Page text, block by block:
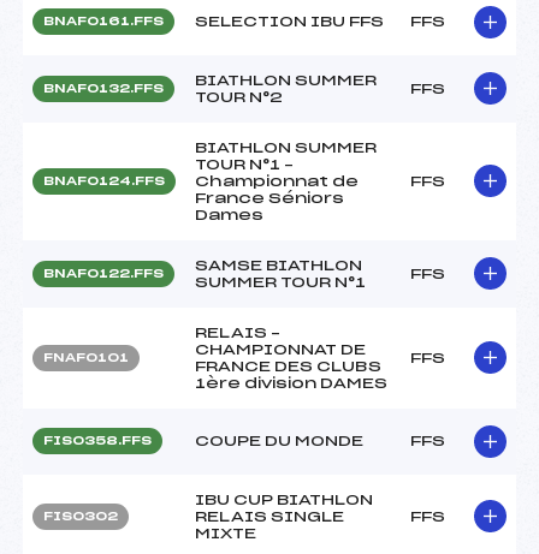
BNAF0161.FFS SELECTION IBU FFS FFS
BNAF0132.FFS
BIATHLON SUMMER
TOUR N°2
FFS
BNAF0124.FFS
BIATHLON SUMMER
TOUR N°1 –
Championnat de
France Séniors
Dames
FFS
BNAF0122.FFS
SAMSE BIATHLON
SUMMER TOUR N°1
FFS
FNAF0101
RELAIS –
CHAMPIONNAT DE
FRANCE DES CLUBS
1ère division DAMES
FFS
FIS0358.FFS COUPE DU MONDE FFS
FIS0302
IBU CUP BIATHLON
RELAIS SINGLE
MIXTE
FFS